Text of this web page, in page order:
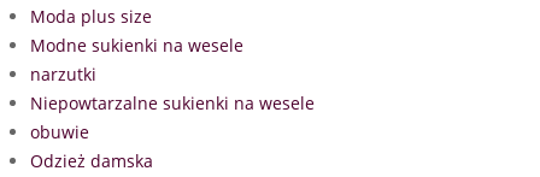
Moda plus size
Modne sukienki na wesele
narzutki
Niepowtarzalne sukienki na wesele
obuwie
Odzież damska